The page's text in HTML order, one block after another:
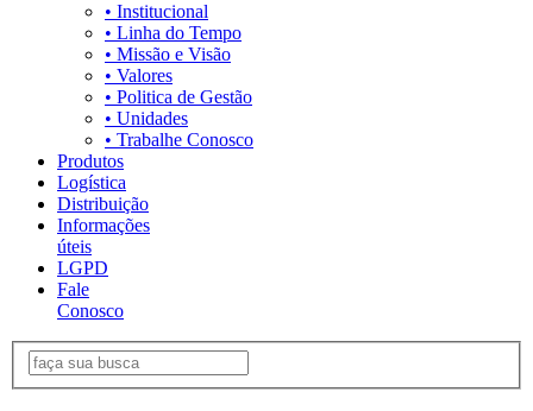
• Institucional
• Linha do Tempo
• Missão e Visão
• Valores
• Politica de Gestão
• Unidades
• Trabalhe Conosco
Produtos
Logística
Distribuição
Informações
úteis
LGPD
Fale
Conosco